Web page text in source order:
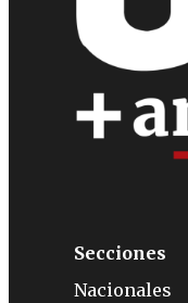
Secciones
Nacionales